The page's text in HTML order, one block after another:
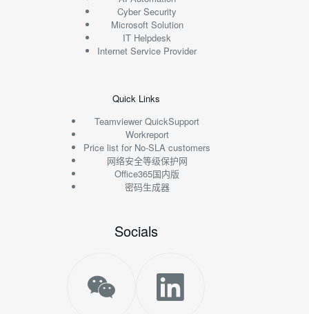
Cyber Security
Microsoft Solution
IT Helpdesk
Internet Service Provider
Quick Links
Teamviewer QuickSupport
Workreport
Price list for No-SLA customers
网络安全等级保护网
Office365国内版
密码生成器
Socials